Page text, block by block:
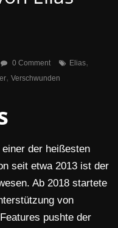
0 Comment Elias,
, Verschwunden
der heißesten
seit etwa 2013 ist der
Ab 2018 startete
von
pushte der